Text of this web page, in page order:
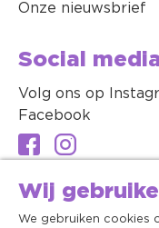
Onze nieuwsbrief
Social
Volg ons op
Facebook
Wij
We gebruiken cookies